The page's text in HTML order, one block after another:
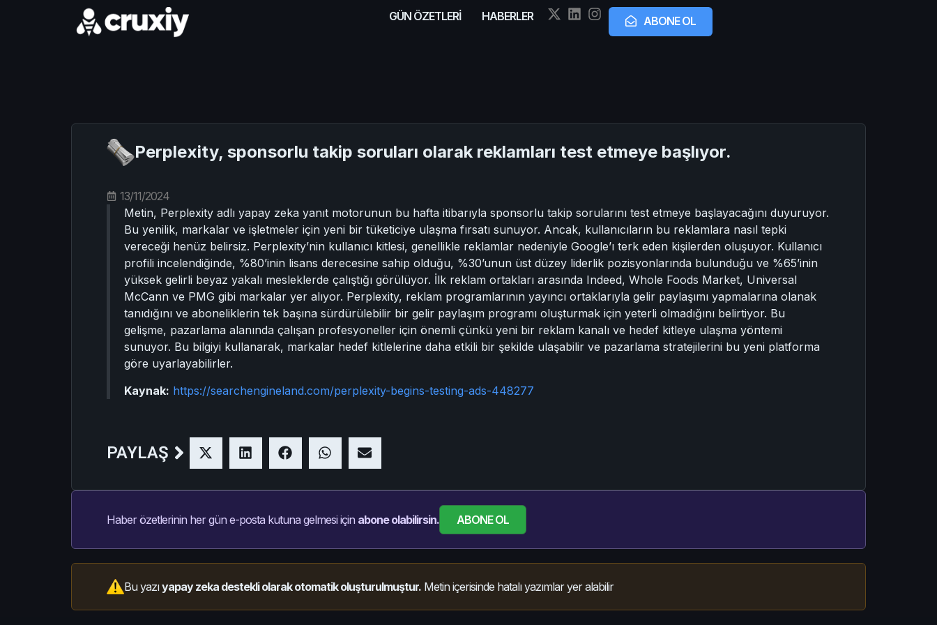
GÜN ÖZETLERİ HABERLER ABONE OL
Perplexity, sponsorlu takip soruları olarak reklamları test etmeye başlıyor.
13/11/2024
Metin, Perplexity adlı yapay zeka yanıt motorunun bu hafta itibarıyla sponsorlu takip sorularını test etmeye başlayacağını duyuruyor.
Bu yenilik, markalar ve işletmeler için yeni bir tüketiciye ulaşma fırsatı sunuyor. Ancak, kullanıcıların bu reklamlara nasıl tepki
vereceği henüz belirsiz. Perplexity’nin kullanıcı kitlesi, genellikle reklamlar nedeniyle Google’ı terk eden kişilerden oluşuyor. Kullanıcı
profili incelendiğinde, %80’inin lisans derecesine sahip olduğu, %30’unun üst düzey liderlik pozisyonlarında bulunduğu ve %65’inin
yüksek gelirli beyaz yakalı mesleklerde çalıştığı görülüyor. İlk reklam ortakları arasında Indeed, Whole Foods Market, Universal
McCann ve PMG gibi markalar yer alıyor. Perplexity, reklam programlarının yayıncı ortaklarıyla gelir paylaşımı yapmalarına olanak
tanıdığını ve aboneliklerin tek başına sürdürülebilir bir gelir paylaşım programı oluşturmak için yeterli olmadığını belirtiyor. Bu
gelişme, pazarlama alanında çalışan profesyoneller için önemli çünkü yeni bir reklam kanalı ve hedef kitleye ulaşma yöntemi
sunuyor. Bu bilgiyi kullanarak, markalar hedef kitlelerine daha etkili bir şekilde ulaşabilir ve pazarlama stratejilerini bu yeni platforma
göre uyarlayabilirler.
Kaynak: https://searchengineland.com/perplexity-begins-testing-ads-448277
PAYLAŞ
Haber özetlerinin her gün e-posta kutuna gelmesi için abone olabilirsin. ABONE OL
Bu yazıyapay zeka destekli olarak otomatik oluşturulmuştur. Metin içerisinde hatalı yazımlar yer alabilir